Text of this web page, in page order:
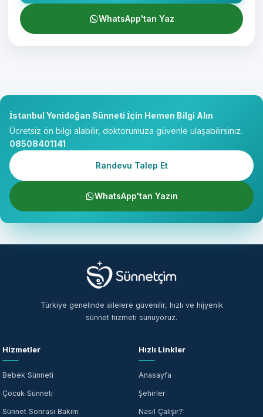
WhatsApp'tan Yaz
İstanbul Yenidoğan Sünneti İçin Hemen Bilgi Alın
Ücretsiz ön bilgi alabilir, doktorumuza güvenle ulaşabilirsiniz.
08508401141
Randevu Talep Et
WhatsApp'tan Yazın
Türkiye genelinde ailelere güvenilir, hızlı ve hijyenik
sünnet hizmeti sunuyoruz.
Hizmetler
Bebek Sünneti
Çocuk Sünneti
Sünnet Sonrası Bakım
Hızlı Linkler
Anasayfa
Şehirler
Nasıl Çalışır?